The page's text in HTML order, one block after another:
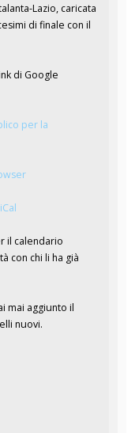
Lazio, caricata
di finale con il
di Google
per la
il calendario
con chi li ha già
mai aggiunto il
nuovi.